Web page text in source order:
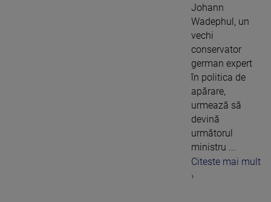
Johann
Wadephul, un
vechi
conservator
german expert
în politica de
apărare,
urmează să
devină
următorul
ministru ...
Citeste mai mult
›